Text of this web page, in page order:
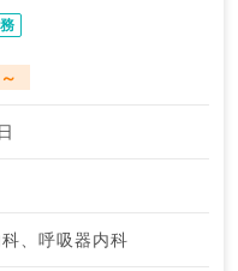
、呼吸器内科